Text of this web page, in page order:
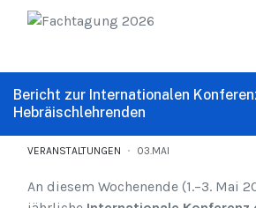
Bericht zur Internationalen
Hebräischlehrenden
VERANSTALTUNGEN 03.MAI
An diesem Wochenende (1.–3. Mai